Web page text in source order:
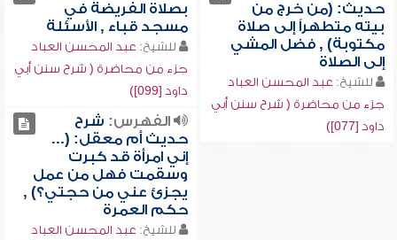
حديث: (من خرج من
بيته متطهراً إلى صلاة
مكتوبة) , فضل المشي
إلى الصلاة
للشيخ: عبد المحسن العباد
جزء من محاضرة ( شرح سنن أبي
داود [077])
بصلاة الفريضة في
مسجد قباء , الأسئلة
للشيخ: عبد المحسن العباد
جزء من محاضرة ( شرح سنن أبي
داود [099])
الفهرس: شرح
حديث أم معقل: (...
إني امرأة قد كبرت
وسقمت فهل من عمل
يجزئ عني من حجتي؟) ,
حكم العمرة
للشيخ: عبد المحسن العباد